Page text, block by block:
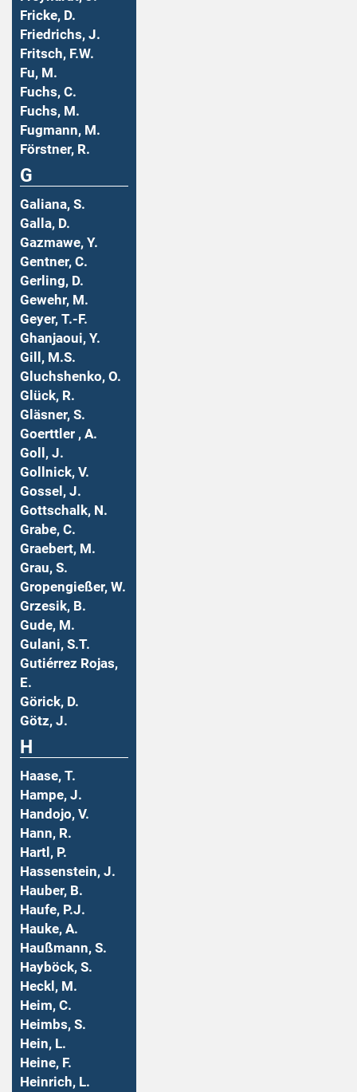
Fricke, D.
Friedrichs, J.
Fritsch, F.W.
Fu, M.
Fuchs, C.
Fuchs, M.
Fugmann, M.
Förstner, R.
G
Galiana, S.
Galla, D.
Gazmawe, Y.
Gentner, C.
Gerling, D.
Gewehr, M.
Geyer, T.-F.
Ghanjaoui, Y.
Gill, M.S.
Gluchshenko, O.
Glück, R.
Gläsner, S.
Goerttler , A.
Goll, J.
Gollnick, V.
Gossel, J.
Gottschalk, N.
Grabe, C.
Graebert, M.
Grau, S.
Gropengießer, W.
Grzesik, B.
Gude, M.
Gulani, S.T.
Gutiérrez Rojas,
E.
Görick, D.
Götz, J.
H
Haase, T.
Hampe, J.
Handojo, V.
Hann, R.
Hartl, P.
Hassenstein, J.
Hauber, B.
Haufe, P.J.
Hauke, A.
Haußmann, S.
Hayböck, S.
Heckl, M.
Heim, C.
Heimbs, S.
Hein, L.
Heine, F.
Heinrich, L.